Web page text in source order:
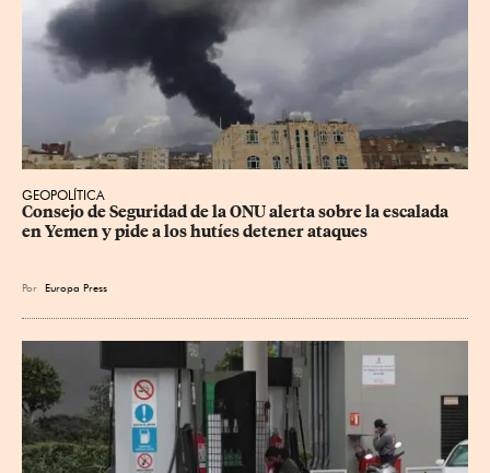
GEOPOLÍTICA
Consejo de Seguridad de la ONU alerta sobre la escalada
en Yemen y pide a los hutíes detener ataques
Por Europa Press